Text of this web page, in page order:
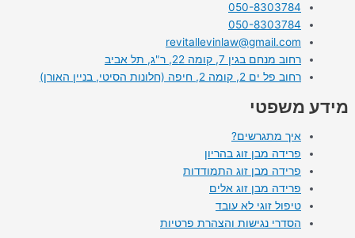
050-8303784
050-8303784
revitallevinlaw@gmail.com
רחוב מנחם בגין 7, קומה 22, ר"ג, תל אביב
רחוב פל ים 2, קומה 2, חיפה (חלונות הסיטי, בניין האורן)
מידע משפטי
איך מתגרשים?
פרידה מבן זוג בהריון
פרידה מבן זוג התמודדות
פרידה מבן זוג אלים
טיפול זוגי לא עובד
הסדרי נגישות והצהרת פרטיות